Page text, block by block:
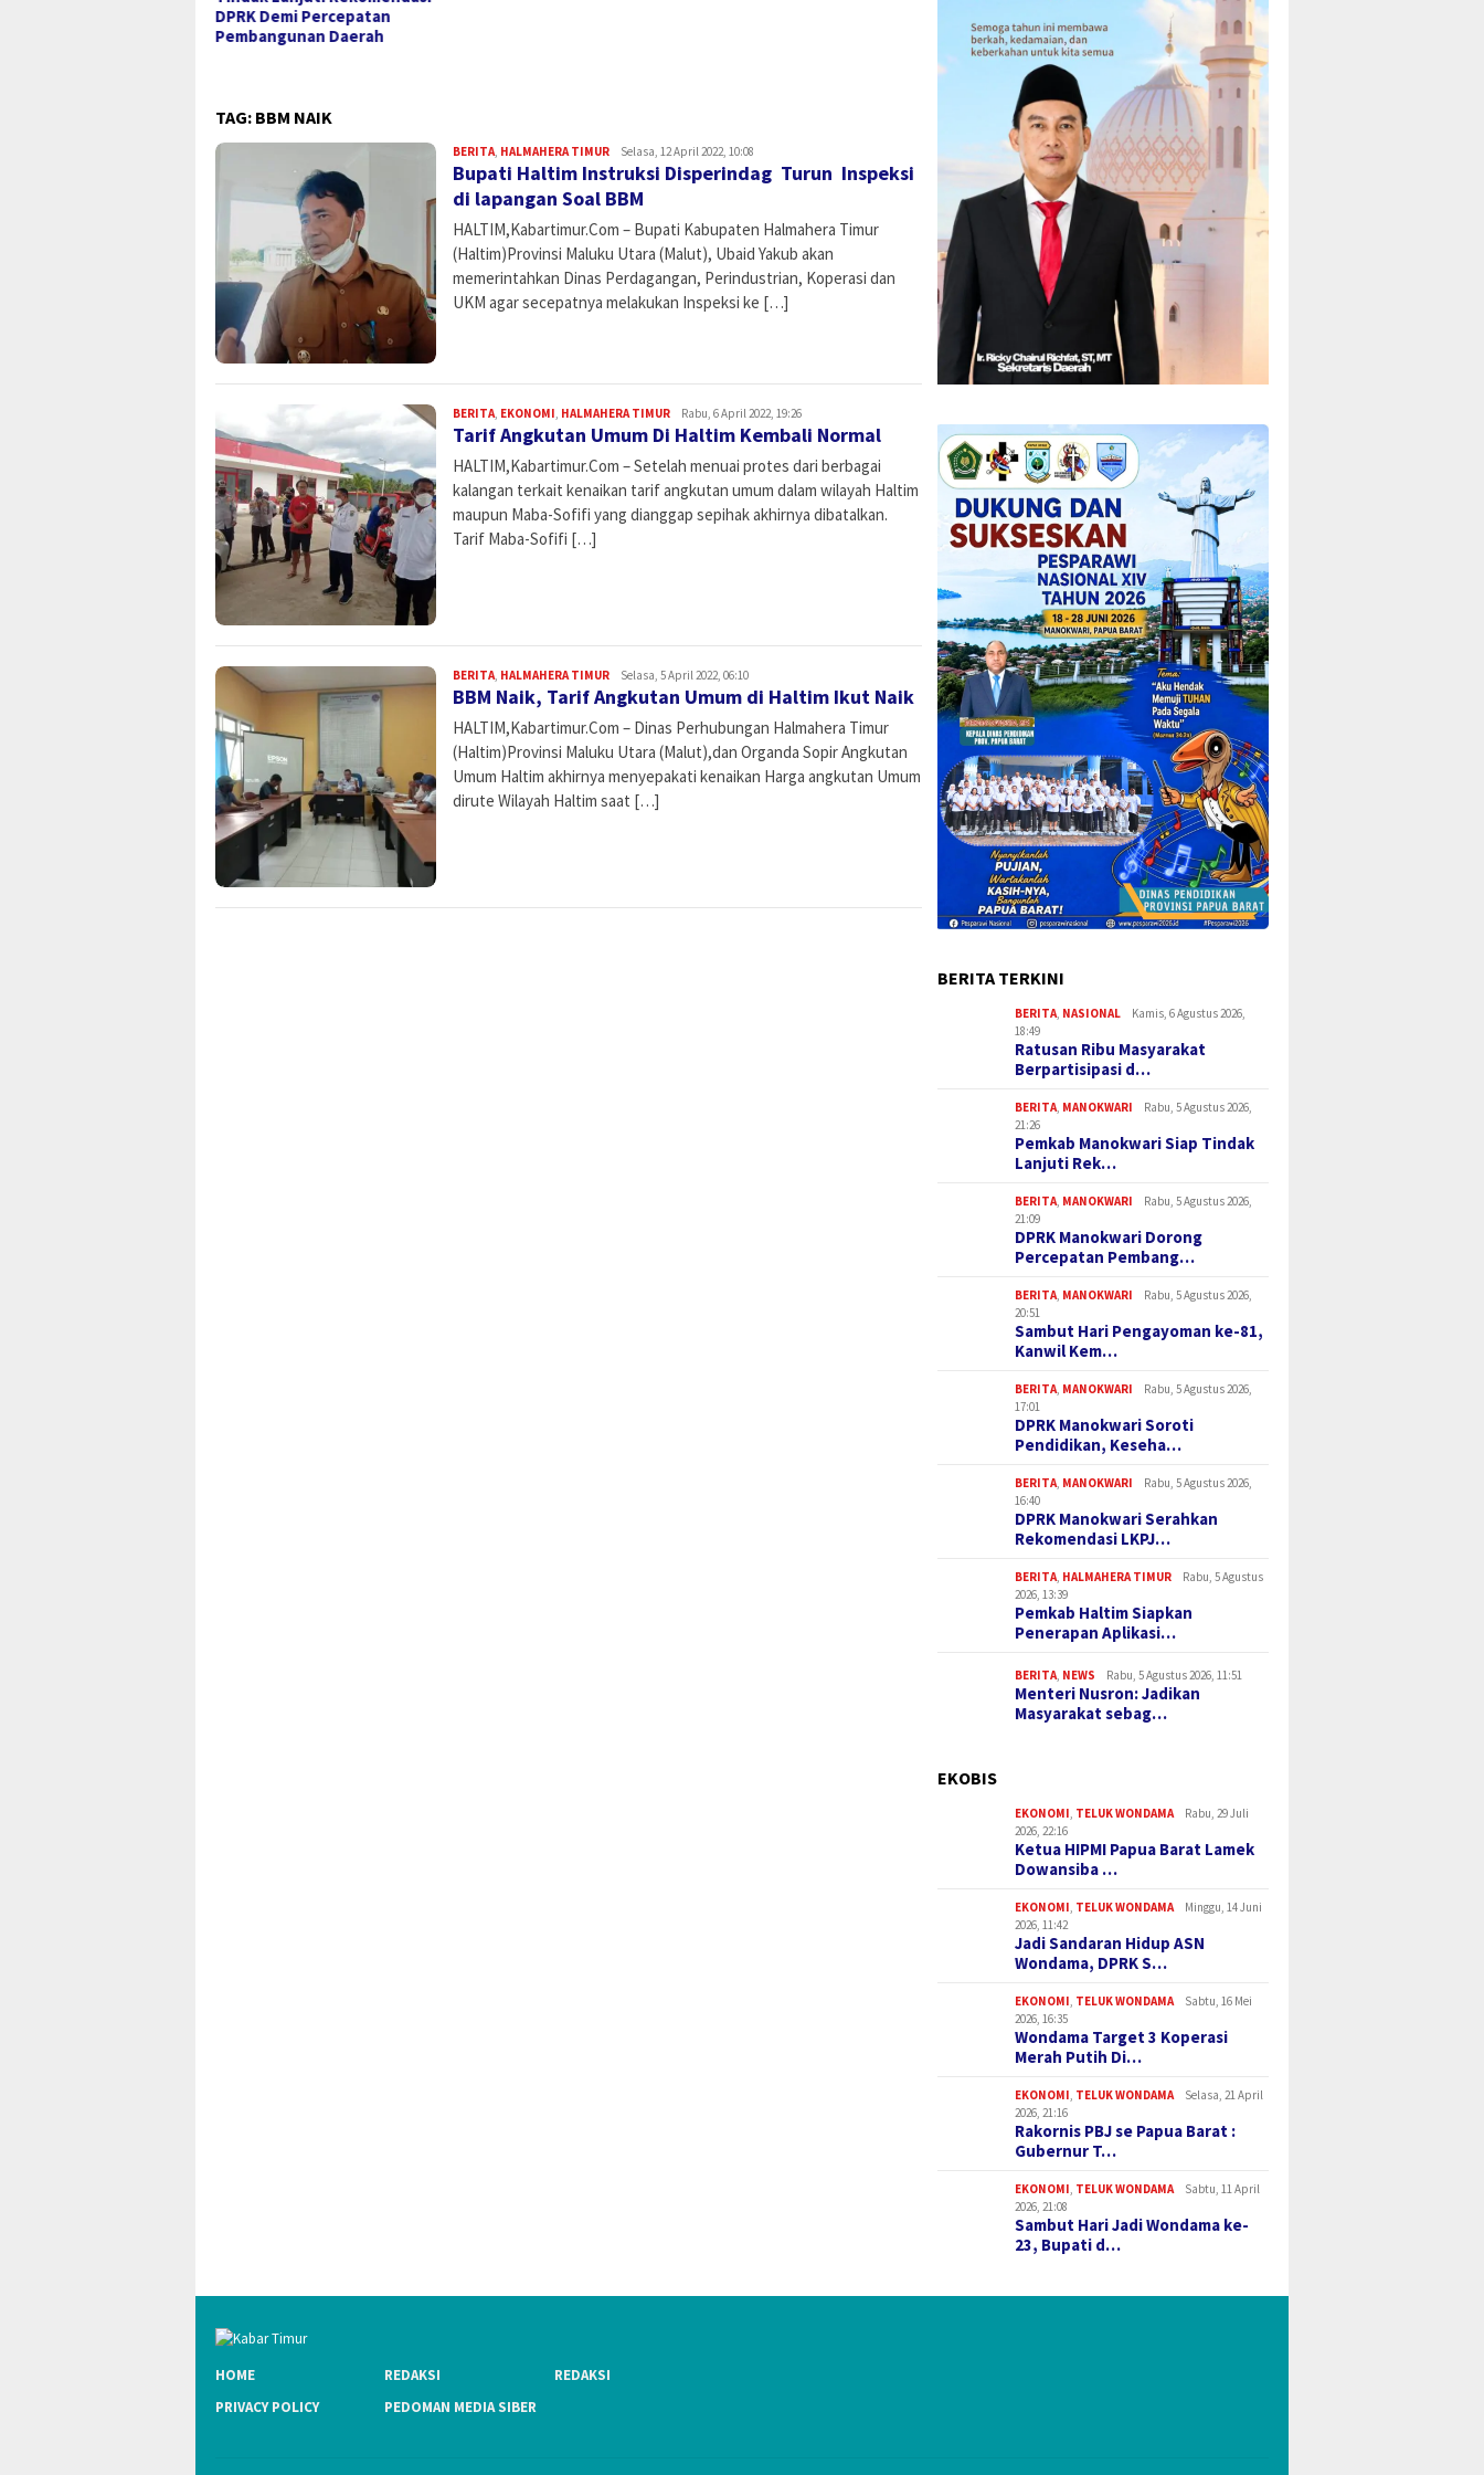
DPRK Demi Percepatan
Pembangunan Daerah
2025, Jadi Acuan
Perencanaan dan Anggaran
Daerah
TAG: BBM NAIK
BERITA, HALMAHERA TIMUR Admin
Selasa, 12 April 2022, 10:08
Bupati Haltim Instruksi Disperindag Turun Inspeksi
di lapangan Soal BBM
HALTIM,Kabartimur.Com – Bupati Kabupaten Halmahera Timur
(Haltim)Provinsi Maluku Utara (Malut), Ubaid Yakub akan
memerintahkan Dinas Perdagangan, Perindustrian, Koperasi dan
UKM agar secepatnya melakukan Inspeksi ke […]
BERITA, EKONOMI, HALMAHERA TIMUR Admin
Rabu, 6 April 2022, 19:26
Tarif Angkutan Umum Di Haltim Kembali Normal
HALTIM,Kabartimur.Com – Setelah menuai protes dari berbagai
kalangan terkait kenaikan tarif angkutan umum dalam wilayah Haltim
maupun Maba-Sofifi yang dianggap sepihak akhirnya dibatalkan.
Tarif Maba-Sofifi […]
BERITA, HALMAHERA TIMUR Admin
Selasa, 5 April 2022, 06:10
BBM Naik, Tarif Angkutan Umum di Haltim Ikut Naik
HALTIM,Kabartimur.Com – Dinas Perhubungan Halmahera Timur
(Haltim)Provinsi Maluku Utara (Malut),dan Organda Sopir Angkutan
Umum Haltim akhirnya menyepakati kenaikan Harga angkutan Umum
dirute Wilayah Haltim saat […]
BERITA TERKINI
BERITA NASIONAL
Kamis, 6 Agustus 2026,
18:49
Ratusan Ribu Masyarakat
Berpartisipasi d…
BERITA MANOKWARI
Rabu, 5 Agustus 2026,
21:26
Pemkab Manokwari Siap Tindak
Lanjuti Rek…
BERITA MANOKWARI
Rabu, 5 Agustus 2026,
21:09
DPRK Manokwari Dorong
Percepatan Pembang…
BERITA MANOKWARI
Rabu, 5 Agustus 2026,
20:51
Sambut Hari Pengayoman ke-81,
Kanwil Kem…
BERITA MANOKWARI
Rabu, 5 Agustus 2026,
17:01
DPRK Manokwari Soroti
Pendidikan, Keseha…
BERITA MANOKWARI
Rabu, 5 Agustus 2026,
16:40
DPRK Manokwari Serahkan
Rekomendasi LKPJ…
BERITA HALMAHERA TIMUR
Rabu, 5 Agustus
2026, 13:39
Pemkab Haltim Siapkan
Penerapan Aplikasi…
BERITA NEWS Rabu, 5 Agustus 2026, 11:51
Menteri Nusron: Jadikan
Masyarakat sebag…
EKOBIS
EKONOMI TELUK WONDAMA
Rabu, 29 Juli
2026, 22:16
Ketua HIPMI Papua Barat Lamek
Dowansiba …
EKONOMI TELUK WONDAMA
Minggu, 14 Juni
2026, 11:42
Jadi Sandaran Hidup ASN
Wondama, DPRK S…
EKONOMI TELUK WONDAMA
Sabtu, 16 Mei
2026, 16:35
Wondama Target 3 Koperasi
Merah Putih Di…
EKONOMI TELUK WONDAMA
Selasa, 21 April
2026, 21:16
Rakornis PBJ se Papua Barat :
Gubernur T…
EKONOMI TELUK WONDAMA
Sabtu, 11 April
2026, 21:08
Sambut Hari Jadi Wondama ke-
23, Bupati d…
HOME REDAKSI
REDAKSI
PRIVACY POLICY
PEDOMAN MEDIA SIBER